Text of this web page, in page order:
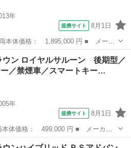
年
提携サイト 8月1日
ウンハイブリッド ■ グレード
ラ 衝突被害軽減システム 禁煙
ウン ロイヤルサルーン 後期型／
／禁煙車／スマートキー…
年
提携サイト 8月1日
ウン ■ グレード名： ロイヤルサ